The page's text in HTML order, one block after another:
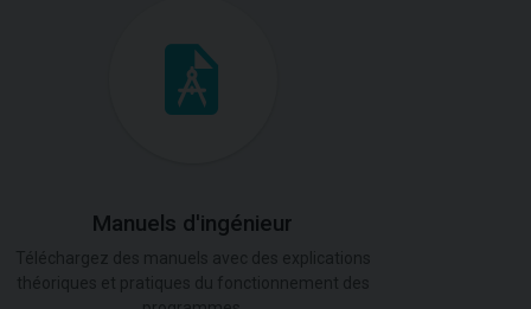
Manuels d'ingénieur